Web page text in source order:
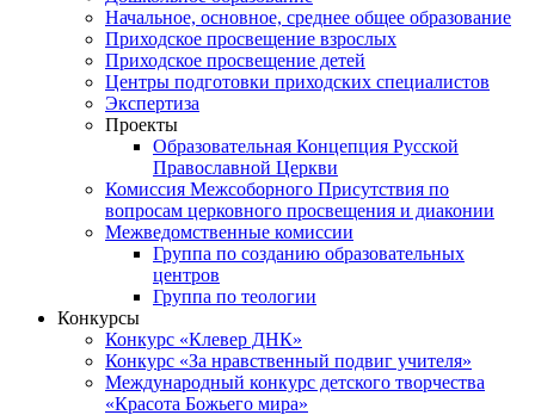
Начальное, основное, среднее общее образование
Приходское просвещение взрослых
Приходское просвещение детей
Центры подготовки приходских специалистов
Экспертиза
Проекты
Образовательная Концепция Русской
Православной Церкви
Комиссия Межсоборного Присутствия по
вопросам церковного просвещения и диаконии
Межведомственные комиссии
Группа по созданию образовательных
центров
Группа по теологии
Конкурсы
Конкурс «Клевер ДНК»
Конкурс «За нравственный подвиг учителя»
Международный конкурс детского творчества
«Красота Божьего мира»